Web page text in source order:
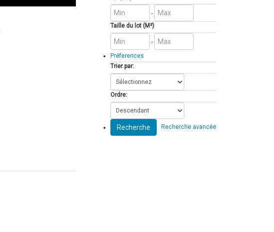
-
Taille du lot (M²)
-
Préferences
Trier par:
Ordre:
Recherche Recherche avancée